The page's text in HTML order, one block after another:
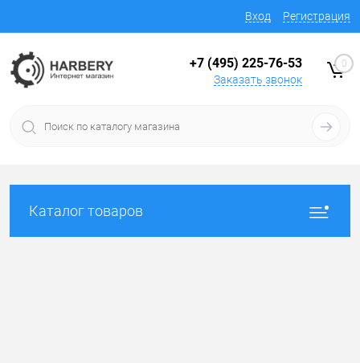
Вход Регистрация
+7 (495) 225-76-53
Заказать звонок
0
Каталог товаров